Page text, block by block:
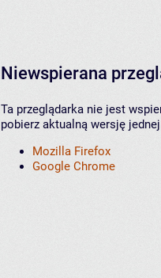
Niewspierana
Ta przeglądarka nie jest
pobierz aktualną wersję
Mozilla Firefox
Google Chrome